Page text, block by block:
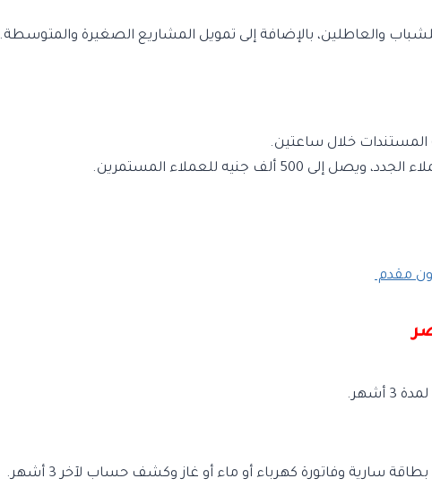
والعاطلين، بالإضافة إلى تمويل المشاريع الصغيرة والمتوسطة.
خلال ساعتين.
مقدم
سارية وفاتورة كهرباء أو ماء أو غاز وكشف حساب لآخر 3 أشهر.